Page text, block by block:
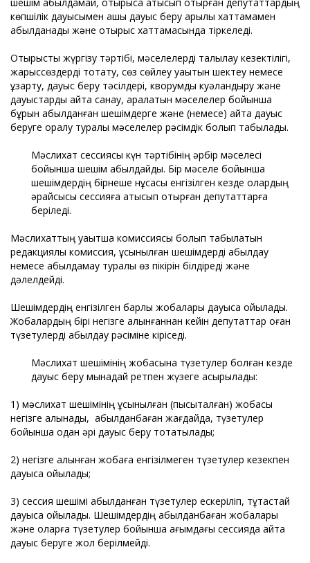
көпшілік дауысымен ашық дауыс беру арқылы хаттамамен
қабылданады және отырыс хаттамасында тіркеледі.
Отырысты жүргізу тәртібі, мәселелерді талқылау кезектілігі,
жарыссөздерді тоқтату, сөз сөйлеу уақытын шектеу немесе
ұзарту, дауыс беру тәсілдері, кворумды куәландыру және
дауыстарды қайта санау, қаралатын мәселелер бойынша
бұрын қабылданған шешімдерге және (немесе) қайта дауыс
беруге оралу туралы мәселелер рәсімдік болып табылады.
Мәслихат сессиясы күн тәртібінің әрбір мәселесі
бойынша шешім қабылдайды. Бір мәселе бойынша
шешімдердің бірнеше нұсқасы енгізілген кезде олардың
әрқайсысы сессияға қатысып отырған депутаттарға
беріледі.
Мәслихаттың уақытша комиссиясы болып табылатын
редакциялық комиссия, ұсынылған шешімдерді қабылдау
немесе қабылдамау туралы өз пікірін білдіреді және
дәлелдейді.
Шешімдердің енгізілген барлық жобалары дауысқа қойылады.
Жобалардың бірі негізге алынғаннан кейін депутаттар оған
түзетулерді қабылдау рәсіміне кіріседі.
Мәслихат шешімінің жобасына түзетулер болған кезде
дауыс беру мынадай ретпен жүзеге асырылады:
1) мәслихат шешімінің ұсынылған (пысықталған) жобасы
негізге алынады, қабылданбаған жағдайда, түзетулер
бойынша одан әрі дауыс беру тоқтатылады;
2) негізге алынған жобаға енгізілмеген түзетулер кезекпен
дауысқа қойылады;
3) сессия шешімі қабылданған түзетулер ескеріліп, тұтастай
дауысқа қойылады. Шешімдердің қабылданбаған жобалары
және оларға түзетулер бойынша ағымдағы сессияда қайта
дауыс беруге жол берілмейді.